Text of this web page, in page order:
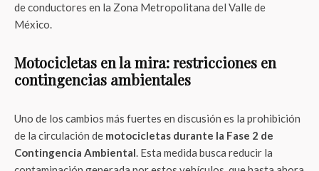
de conductores en la Zona Metropolitana del Valle de
México.
Motocicletas en la mira: restricciones en
contingencias ambientales
Uno de los cambios más fuertes en discusión es la prohibición
de la circulación de motocicletas durante la Fase 2 de
Contingencia Ambiental. Esta medida busca reducir la